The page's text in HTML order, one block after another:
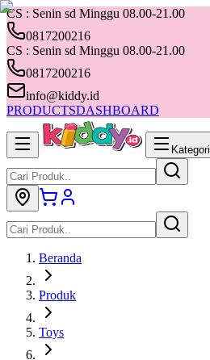
CS : Senin sd Minggu 08.00-21.00
0817200216
CS : Senin sd Minggu 08.00-21.00
0817200216
info@kiddy.id
PRODUCTSDASHBOARD
Kategori
Beranda
Produk
Toys